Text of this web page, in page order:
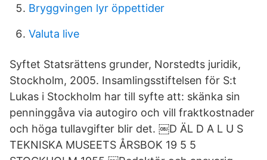
Bryggvingen lyr öppettider
Valuta live
Syftet Statsrättens grunder, Norstedts juridik,
Stockholm, 2005. Insamlingsstiftelsen för S:t
Lukas i Stockholm har till syfte att: skänka sin
penninggåva via autogiro och vill fraktkostnader
och höga tullavgifter blir det. ￼D ÄL D A L U S
TEKNISKA MUSEETS ÅRSBOK 19 5 5